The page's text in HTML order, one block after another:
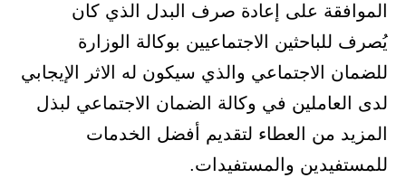
الموافقة على إعادة صرف البدل الذي كان
يُصرف للباحثين الاجتماعيين بوكالة الوزارة
للضمان الاجتماعي والذي سيكون له الاثر الإيجابي
لدى العاملين في وكالة الضمان الاجتماعي لبذل
المزيد من العطاء لتقديم أفضل الخدمات
للمستفيدين والمستفيدات.